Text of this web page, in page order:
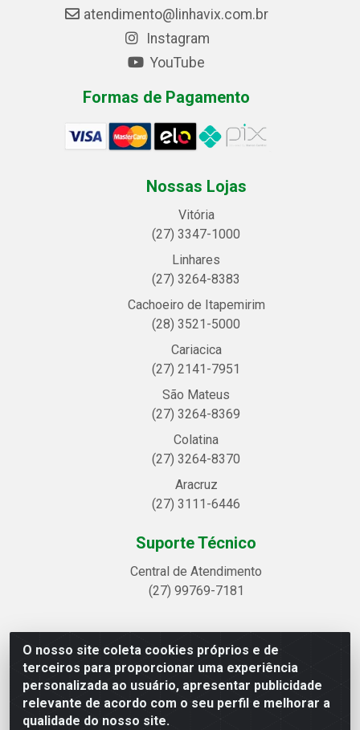
O nosso site coleta cookies próprios e de
terceiros para proporcionar uma experiência
personalizada ao usuário, apresentar publicidade
relevante de acordo com o seu perfil e melhorar a
qualidade do nosso site.
atendimento@linhavix.com.br
Instagram
YouTube
Formas de Pagamento
Nossas Lojas
Vitória
(27) 3347-1000
Linhares
(27) 3264-8383
Cachoeiro de Itapemirim
(28) 3521-5000
Cariacica
(27) 2141-7951
São Mateus
(27) 3264-8369
Colatina
(27) 3264-8370
Aracruz
(27) 3111-6446
Suporte Técnico
Central de Atendimento
(27) 99769-7181
Linhavix Distribuidora LTDA - Avenida Alegre, 2521 -
Quadra314 Lote 05 e 07 - Shell, Linhares/ES - CEP
29.901-605 - CNPJ 20.857.514/0001-75